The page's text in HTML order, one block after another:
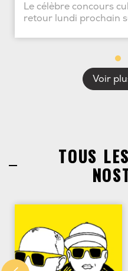
Le célèbre concours
retour lundi prochain
Voir
TOUS